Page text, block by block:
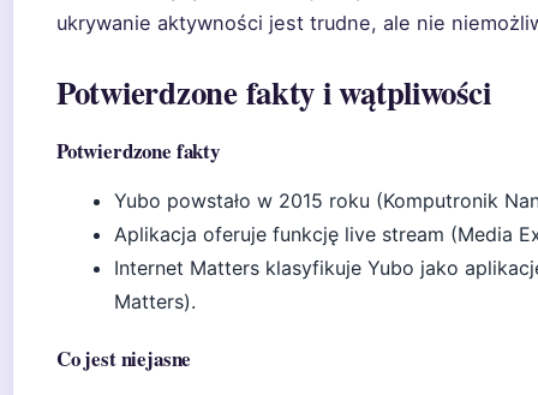
ukrywanie aktywności jest trudne, ale nie
Potwierdzone fakty i wątpliwości
Potwierdzone fakty
Yubo powstało w 2015 roku (Komputronik
Aplikacja oferuje funkcję live stream (Media
Internet Matters klasyfikuje Yubo jako
Matters).
Co jest niejasne